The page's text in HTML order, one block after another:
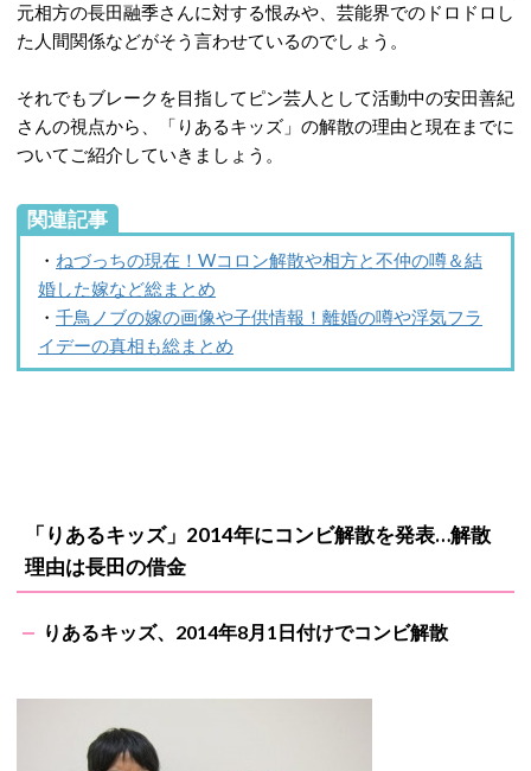
元相方の長田融季さんに対する恨みや、芸能界でのドロドロし
た人間関係などがそう言わせているのでしょう。
それでもブレークを目指してピン芸人として活動中の安田善紀
さんの視点から、「りあるキッズ」の解散の理由と現在までに
ついてご紹介していきましょう。
関連記事
・ ねづっちの現在！Wコロン解散や相方と不仲の噂＆結
婚した嫁など総まとめ
・ 千鳥ノブの嫁の画像や子供情報！離婚の噂や浮気フラ
イデーの真相も総まとめ
「りあるキッズ」2014年にコンビ解散を発表…解散
理由は長田の借金
りあるキッズ、2014年8月1日付けでコンビ解散